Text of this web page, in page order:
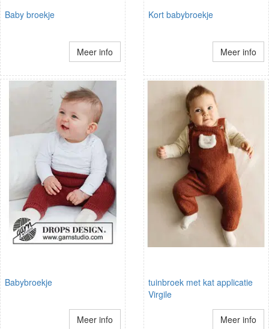
Baby broekje
Meer info
Kort babybroekje
Meer info
Babybroekje
Meer info
tuinbroek met kat applicatie
Virgile
Meer info